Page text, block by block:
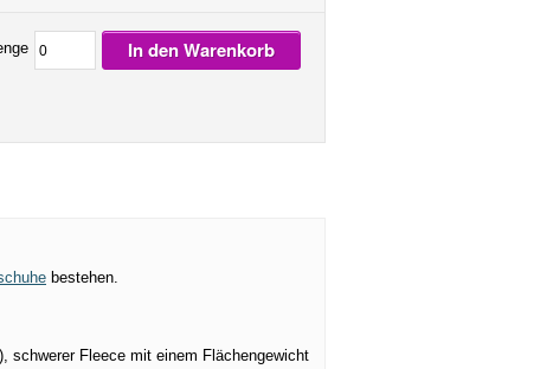
In den Warenkorb
bestehen.
schwerer Fleece mit einem Flächengewicht